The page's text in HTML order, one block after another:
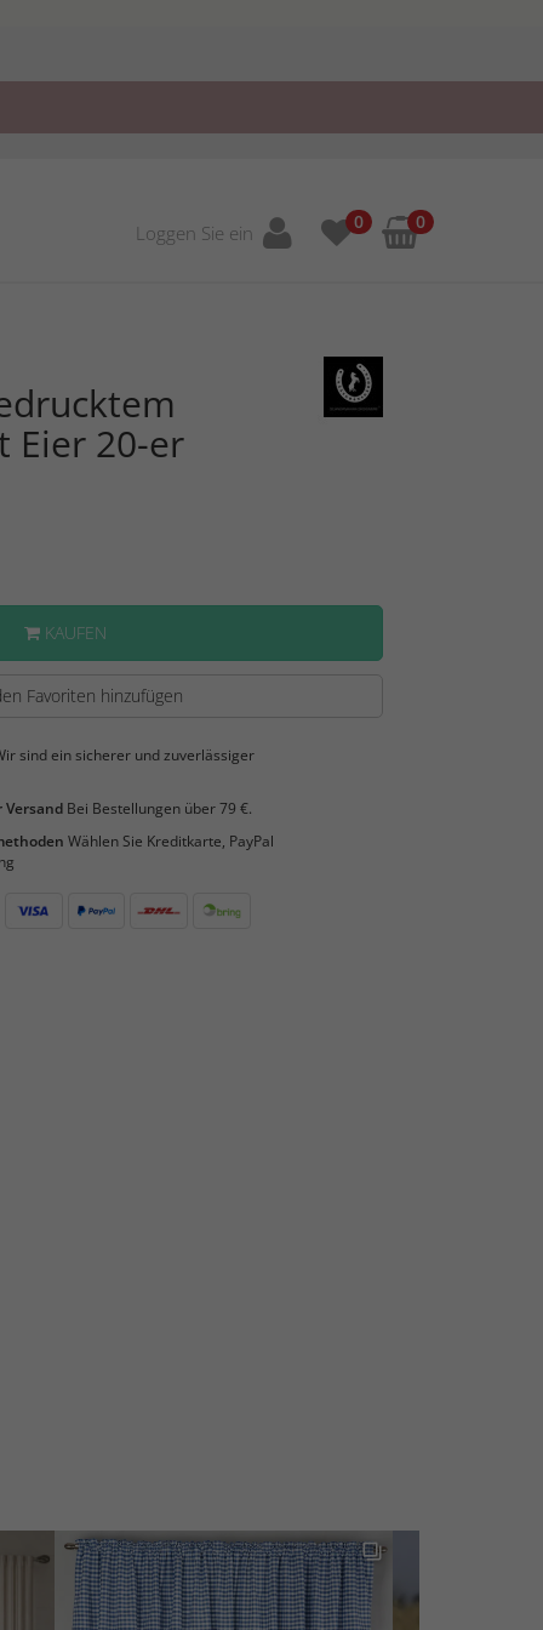
Loggen Sie ein 0 0
Eier 20-er
KAUFEN
Favoriten hinzufügen
sind ein sicherer und zuverlässiger
Bei Bestellungen über 79 €.
Wählen Sie Kreditkarte, PayPal